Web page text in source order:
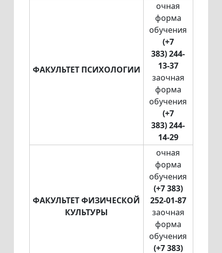
ФАКУЛЬТЕТ ПСИХОЛОГИИ
очная
форма
обучения
(+7
383) 244-
13-37
заочная
форма
обучения
(+7
383) 244-
14-29
ФАКУЛЬТЕТ ФИЗИЧЕСКОЙ
КУЛЬТУРЫ
очная
форма
обучения
(+7 383)
252-01-87
заочная
форма
обучения
(+7 383)